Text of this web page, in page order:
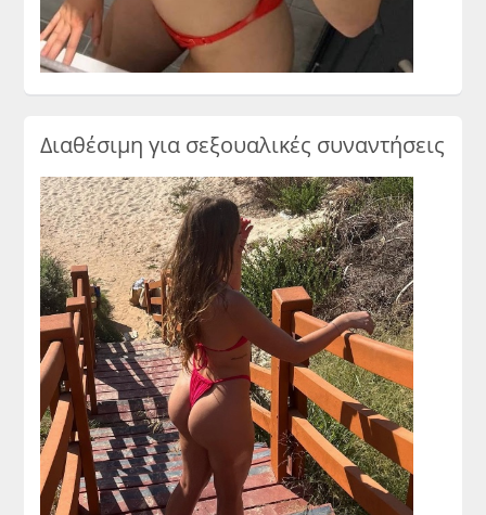
Διαθέσιμη για σεξουαλικές συναντήσεις